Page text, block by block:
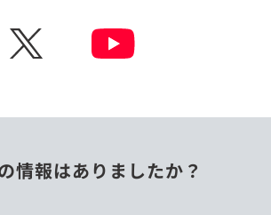
X
情報はありましたか？